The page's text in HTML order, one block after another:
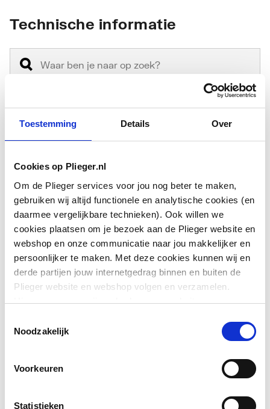
Toestemming Details Over
Cookies op Plieger.nl
Om de Plieger services voor jou nog beter te maken,
gebruiken wij altijd functionele en analytische cookies (en
daarmee vergelijkbare technieken). Ook willen we
cookies plaatsen om je bezoek aan de Plieger website en
webshop en onze communicatie naar jou makkelijker en
persoonlijker te maken. Met deze cookies kunnen wij en
derde partijen jouw internetgedrag binnen en buiten de
Plieger website en webshop volgen en verzamelen.
Hiermee passen wij en derden onze website, app,
We slaan je cookievoorkeur op in je browser.
Noodzakelijk
Voorkeuren
Statistieken
Technische informatie
Materiaal Kunststof
Type bekrachtiging Mechanisch
Bediening Tweeknops
Geschikt voor
frontbediening
Ja
Geschikt voor
planchetbediening
Nee
Geschikt voor
Geschikt voor urinoir
Vandaalbestendig
Toon meer
Downloads